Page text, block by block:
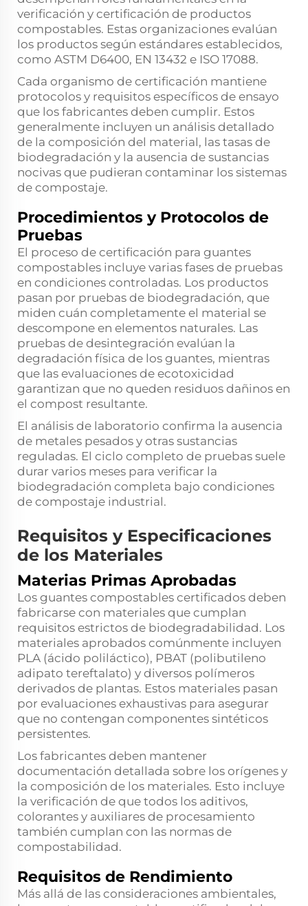
verificación y certificación de productos
compostables. Estas organizaciones evalúan
los productos según estándares establecidos,
como ASTM D6400, EN 13432 e ISO 17088.
Cada organismo de certificación mantiene
protocolos y requisitos específicos de ensayo
que los fabricantes deben cumplir. Estos
generalmente incluyen un análisis detallado
de la composición del material, las tasas de
biodegradación y la ausencia de sustancias
nocivas que pudieran contaminar los sistemas
de compostaje.
Procedimientos y Protocolos de
Pruebas
El proceso de certificación para guantes
compostables incluye varias fases de pruebas
en condiciones controladas. Los productos
pasan por pruebas de biodegradación, que
miden cuán completamente el material se
descompone en elementos naturales. Las
pruebas de desintegración evalúan la
degradación física de los guantes, mientras
que las evaluaciones de ecotoxicidad
garantizan que no queden residuos dañinos en
el compost resultante.
El análisis de laboratorio confirma la ausencia
de metales pesados y otras sustancias
reguladas. El ciclo completo de pruebas suele
durar varios meses para verificar la
biodegradación completa bajo condiciones
de compostaje industrial.
Requisitos y Especificaciones
de los Materiales
Materias Primas Aprobadas
Los guantes compostables certificados deben
fabricarse con materiales que cumplan
requisitos estrictos de biodegradabilidad. Los
materiales aprobados comúnmente incluyen
PLA (ácido poliláctico), PBAT (polibutileno
adipato tereftalato) y diversos polímeros
derivados de plantas. Estos materiales pasan
por evaluaciones exhaustivas para asegurar
que no contengan componentes sintéticos
persistentes.
Los fabricantes deben mantener
documentación detallada sobre los orígenes y
la composición de los materiales. Esto incluye
la verificación de que todos los aditivos,
colorantes y auxiliares de procesamiento
también cumplan con las normas de
compostabilidad.
Requisitos de Rendimiento
Más allá de las consideraciones ambientales,